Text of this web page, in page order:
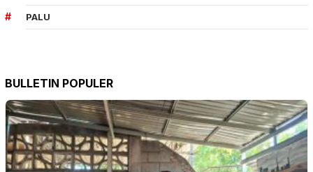
PALU
BULLETIN POPULER